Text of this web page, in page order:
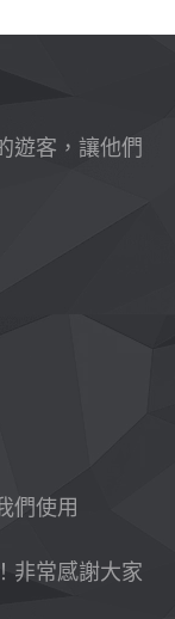
遊客，讓他們
們使用
非常感謝大家